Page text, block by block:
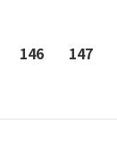
146 147